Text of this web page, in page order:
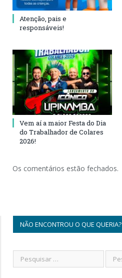
Atenção, pais e
responsáveis!
Vem aí a maior Festa do Dia
do Trabalhador de Colares
2026!
Os comentários estão fechados.
NÃO ENCONTROU O QUE QUERIA?